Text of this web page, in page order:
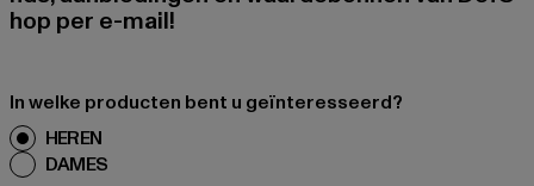
hop per e-mail!
In welke producten bent u geïnteresseerd?
HEREN
DAMES